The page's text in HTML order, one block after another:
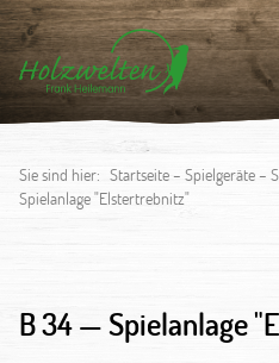
Sie sind hier: Startseite– Spielgeräte–
Spielanlage "Elstertrebnitz"
B 34 —Spielanlage